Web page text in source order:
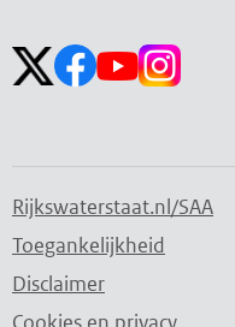
Rijkswaterstaat.nl/SAA
Toegankelijkheid
Disclaimer